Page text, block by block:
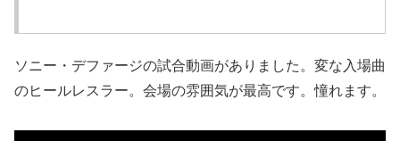
ソニー・デファージの試合動画がありました。変な入場曲
のヒールレスラー。会場の雰囲気が最高です。憧れます。